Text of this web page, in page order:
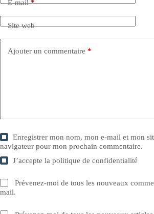
E-mail*
Site web
Ajouter un commentaire *
Enregistrer mon nom, mon e-mail et mon
navigateur pour mon prochain commentaire.
J’accepte lapolitique de confidentialité
Prévenez-moi de tous les nouveaux
mail.